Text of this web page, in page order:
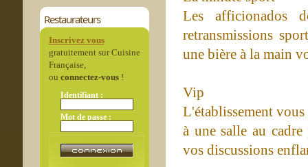
Restaurateurs
Inscrivez vous
gratuitement sur Cuisine
Française,
ou connectez-vous!
Identifiant :
Mot de passe :
Les afficionados
retransmissions
une bière à la main
Vip
L'établissement
à une salle au
vos discussions